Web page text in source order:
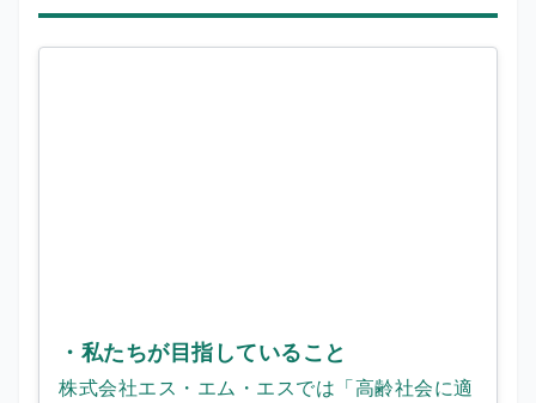
・私たちが目指していること
株式会社エス・エム・エスでは「高齢社会に適